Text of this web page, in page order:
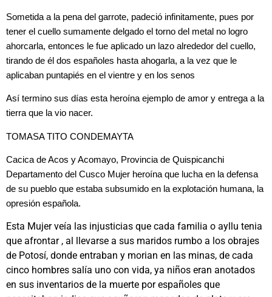
Sometida a la pena del garrote, padeció infinitamente, pues por
tener el cuello sumamente delgado el torno del metal no logro
ahorcarla, entonces le fue aplicado un lazo alrededor del cuello,
tirando de él dos españoles hasta ahogarla, a la vez que le
aplicaban puntapiés en el vientre y en los senos
Así termino sus días esta heroína ejemplo de amor y entrega a la
tierra que la vio nacer.
TOMASA TITO CONDEMAYTA
Cacica de Acos y Acomayo, Provincia de Quispicanchi
Departamento del Cusco Mujer heroína que lucha en la defensa
de su pueblo que estaba subsumido en la explotación humana, la
opresión española.
Esta Mujer veía las injusticias que cada familia o ayllu tenia
que afrontar , al llevarse a sus maridos rumbo a los obrajes
de Potosí, donde entraban y morian en las minas, de cada
cinco hombres salía uno con vida, ya niños eran anotados
en sus inventarios de la muerte por españoles que